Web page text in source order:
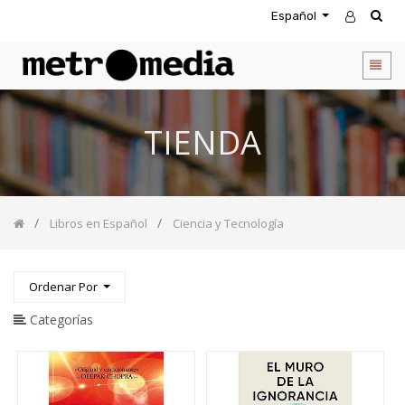
Español
TIENDA
Libros en Español Ciencia y Tecnología
Ordenar Por
Categorías
PRODUCTOS
productos
Novedades
Agendas
Accesorios
Entretenimiento
Calendarios